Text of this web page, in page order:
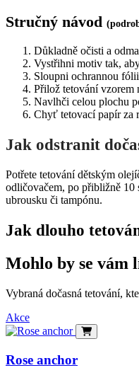
Stručný návod
Důkladně očisti a
Vystřihni motiv tak,
Sloupni ochrannou fólii
Přilož tetování vzorem
Navlhči celou plochu
Chyť tetovací papír za
Jak odstranit
Potřete tetování dětským
odličovačem, po přibližně 10
ubrousku či tampónu.
Jak dlouho
Mohlo by se vám
Vybraná dočasná tetování,
Akce
Rose anchor